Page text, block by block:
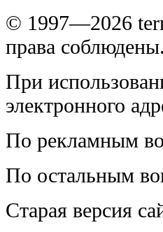
© 1997—2026
права соблюдены.
При
электронного
По рекламным
По остальным
Старая версия